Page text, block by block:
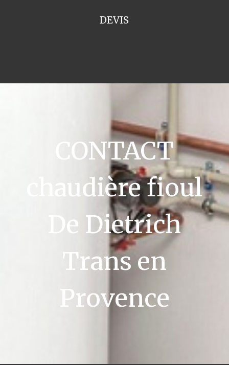
DEVIS
CONTACT
chaudière fioul
De Dietrich
Trans en
Provence